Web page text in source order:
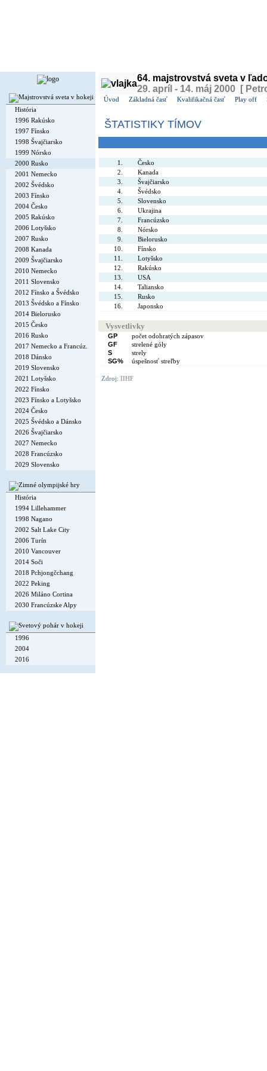
História
1996 Rakúsko
1997 Fínsko
1998 Švajčiarsko
1999 Nórsko
2000 Rusko
2001 Nemecko
2002 Švédsko
2003 Fínsko
2004 Česko
2005 Rakúsko
2006 Lotyšsko
2007 Rusko
2008 Kanada
2009 Švajčiarsko
2010 Nemecko
2011 Slovensko
2012 Fínsko a Švédsko
2013 Švédsko a Fínsko
2014 Bielorusko
2015 Česko
2016 Rusko
2017 Nemecko a Francúz.
2018 Dánsko
2019 Slovensko
2021 Lotyšsko
2022 Fínsko
2023 Fínsko a Lotyšsko
2024 Česko
2025 Švédsko a Dánsko
2026 Švajčiarsko
2027 Nemecko
2028 Francúzsko
2029 Slovensko
História
1994 Lillehammer
1998 Nagano
2002 Salt Lake City
2006 Turín
2010 Vancouver
2014 Soči
2018 Pchjongčchang
2022 Peking
2026 Miláno Cortina
2030 Francúzske Alpy
1996
2004
2016
64. majstrovstvá sveta v
29. apríl - 14. máj 2000 [
Úvod Základná časť Kvalifikačná časť Play off
ŠTATISTIKY TÍMOV
1.
Česko
2.
Kanada
3.
Švajčiarsko
4.
Švédsko
5.
Slovensko
6.
Ukrajina
7.
Francúzsko
8.
Nórsko
9.
Bielorusko
10.
Fínsko
11.
Lotyšsko
12.
Rakúsko
13.
USA
14.
Taliansko
15.
Rusko
16.
Japonsko
Vysvetlivky
GP
počet odohratých zápasov
GF
strelené góly
S
strely
SG%
úspešnosť streľby
Zdroj: IIHF